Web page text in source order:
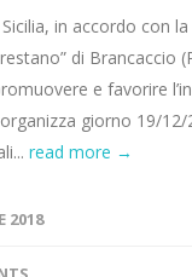
in accordo con
di Brancaccio
e favorire
giorno 19/12/
read more →
2018